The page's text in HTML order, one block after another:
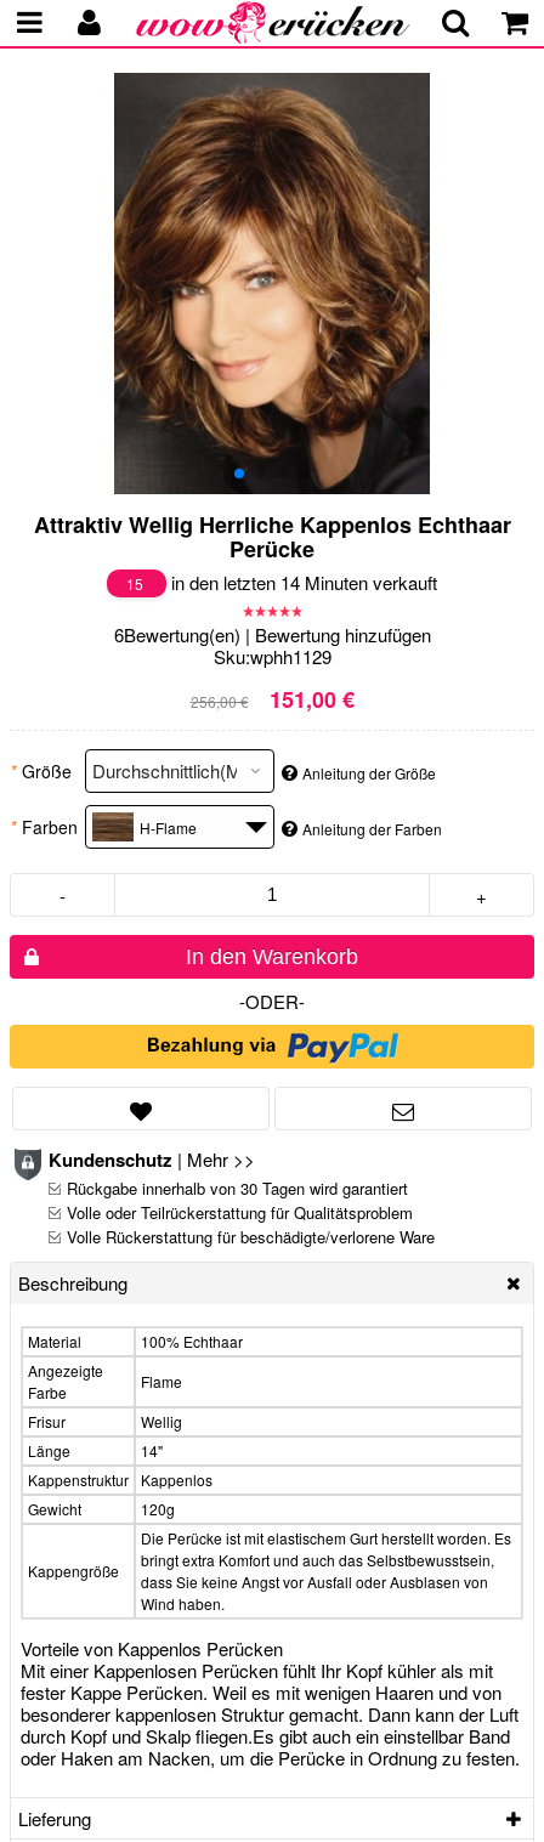
Attraktiv Wellig Herrliche Kappenlos Echthaar
Perücke
15 in den letzten 14 Minuten verkauft
6Bewertung(en) | Bewertung hinzufügen
Sku:wphh1129
256,00 € 151,00 €
* Größe Anleitung der Größe
* Farben H-Flame Anleitung der Farben
- +
In den Warenkorb
-ODER-
Kundenschutz | Mehr >>
Rückgabe innerhalb von 30 Tagen wird garantiert
Volle oder Teilrückerstattung für Qualitätsproblem
Volle Rückerstattung für beschädigte/verlorene Ware
Beschreibung
Material
100% Echthaar
Angezeigte
Farbe
Flame
Frisur
Wellig
Länge
14"
Kappenstruktur
Kappenlos
Gewicht
120g
Kappengröße
Die Perücke ist mit elastischem Gurt herstellt worden. Es
bringt extra Komfort und auch das Selbstbewusstsein,
dass Sie keine Angst vor Ausfall oder Ausblasen von
Wind haben.
Vorteile von Kappenlos Perücken
Mit einer Kappenlosen Perücken fühlt Ihr Kopf kühler als mit
fester Kappe Perücken. Weil es mit wenigen Haaren und von
besonderer kappenlosen Struktur gemacht. Dann kann der Luft
durch Kopf und Skalp fliegen.Es gibt auch ein einstellbar Band
oder Haken am Nacken, um die Perücke in Ordnung zu festen.
Lieferung